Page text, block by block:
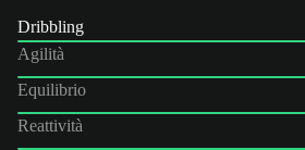
Dribbling
Agilità
Equilibrio
Reattività